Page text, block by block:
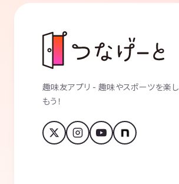
趣味友アプリ - 趣味やスポーツを楽し
もう！